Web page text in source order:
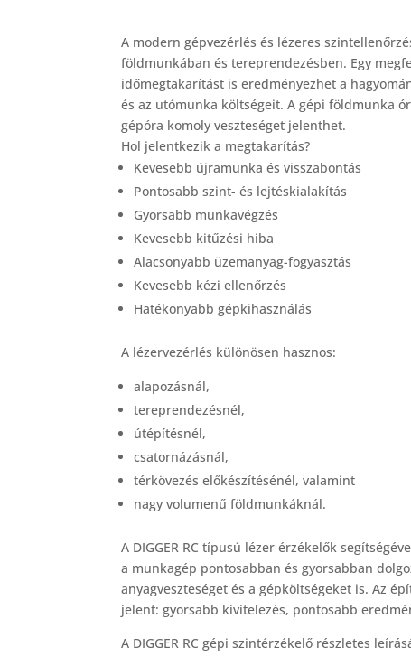
A modern gépvezérlés és lézeres
földmunkában és tereprendezésben. Egy
időmegtakarítást is eredményezhet a
és az utómunka költségeit. A gépi földmunka
gépóra komoly veszteséget jelenthet.
Hol jelentkezik a megtakarítás?
Kevesebb újramunka és visszabontás
Pontosabb szint- és lejtéskialakítás
Gyorsabb munkavégzés
Kevesebb kitűzési hiba
Alacsonyabb üzemanyag-fogyasztás
Kevesebb kézi ellenőrzés
Hatékonyabb gépkihasználás
A lézervezérlés különösen hasznos:
alapozásnál,
tereprendezésnél,
útépítésnél,
csatornázásnál,
térkövezés előkészítésénél, valamint
nagy volumenű földmunkáknál.
A DIGGER RC típusú lézer érzékelők
a munkagép pontosabban és gyorsabban
anyagveszteséget és a gépköltségeket is. Az
jelent: gyorsabb kivitelezés, pontosabb
A DIGGER RC gépi szintérzékelő részletes